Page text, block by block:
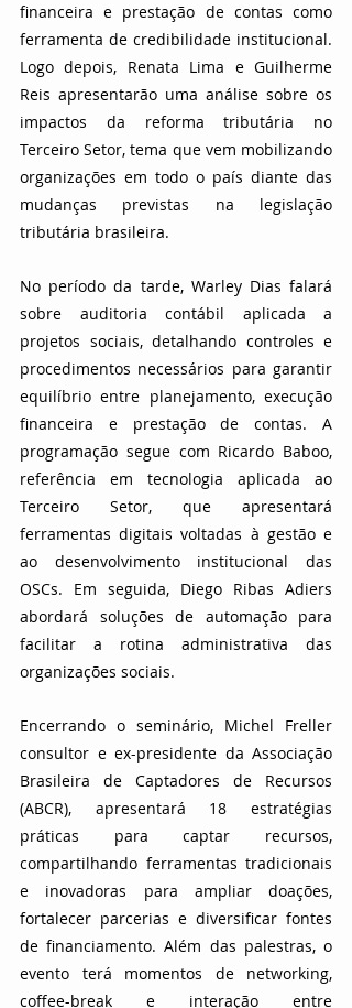
financeira e prestação de contas como
ferramenta de credibilidade institucional.
Logo depois, Renata Lima e Guilherme
Reis apresentarão uma análise sobre os
impactos da reforma tributária no
Terceiro Setor, tema que vem mobilizando
organizações em todo o país diante das
mudanças previstas na legislação
tributária brasileira.
No período da tarde, Warley Dias falará
sobre auditoria contábil aplicada a
projetos sociais, detalhando controles e
procedimentos necessários para garantir
equilíbrio entre planejamento, execução
financeira e prestação de contas. A
programação segue com Ricardo Baboo,
referência em tecnologia aplicada ao
Terceiro Setor, que apresentará
ferramentas digitais voltadas à gestão e
ao desenvolvimento institucional das
OSCs. Em seguida, Diego Ribas Adiers
abordará soluções de automação para
facilitar a rotina administrativa das
organizações sociais.
Encerrando o seminário, Michel Freller
consultor e ex-presidente da Associação
Brasileira de Captadores de Recursos
(ABCR), apresentará 18 estratégias
práticas para captar recursos,
compartilhando ferramentas tradicionais
e inovadoras para ampliar doações,
fortalecer parcerias e diversificar fontes
de financiamento. Além das palestras, o
evento terá momentos de networking,
coffee-break e interação entre